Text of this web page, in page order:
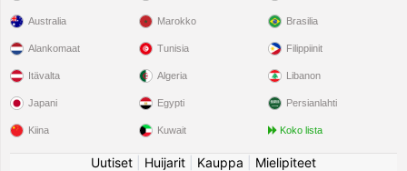
Australia
Alankomaat
Itävalta
Japani
Kiina
Marokko
Tunisia
Algeria
Egypti
Kuwait
Brasilia
Filippiinit
Libanon
Persianlahti
Koko lista
Uutiset Huijarit Kauppa
Mielipiteet